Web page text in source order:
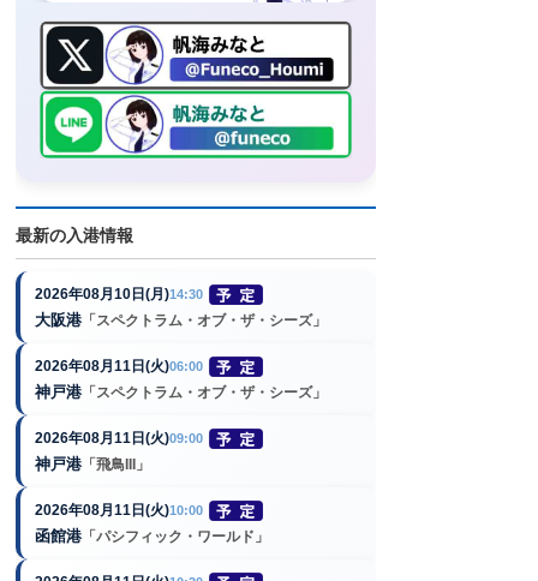
最新の入港情報
2026年08月10日(月)14:30
大阪港 「スペクトラム・オブ・ザ・シーズ」
2026年08月11日(火)06:00
神戸港 「スペクトラム・オブ・ザ・シーズ」
2026年08月11日(火)09:00
神戸港 「飛鳥III」
2026年08月11日(火)10:00
函館港 「パシフィック・ワールド」